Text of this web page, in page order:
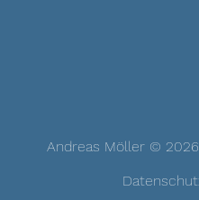
Andreas Möller © 2026